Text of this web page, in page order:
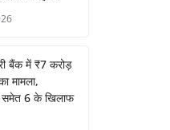
बैंक में ₹7 करोड़
मामला,
समेत 6 के खिलाफ